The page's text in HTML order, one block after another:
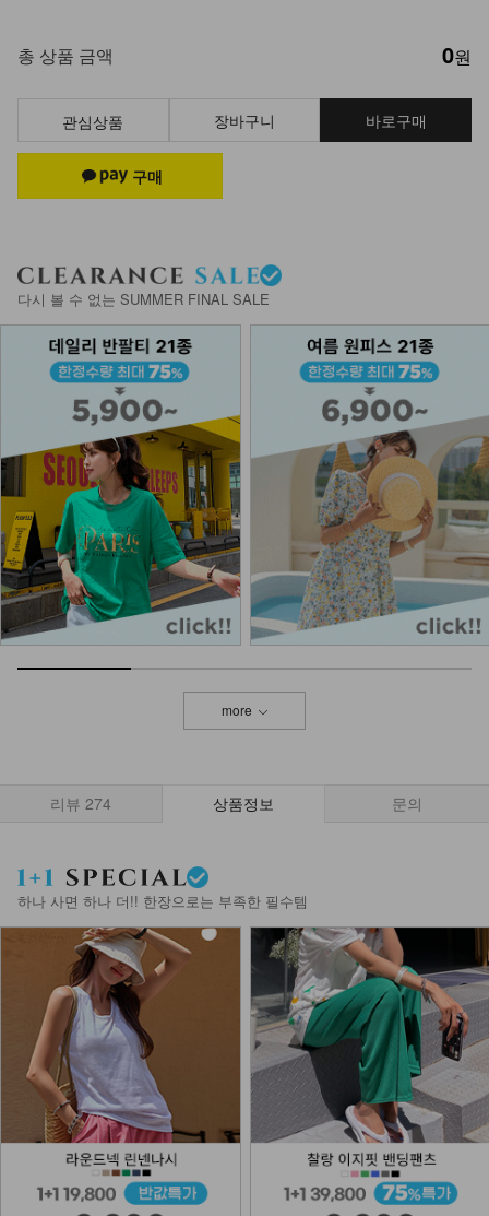
총 상품 금액 0원
관심상품 장바구니 바로구매
다시 볼 수 없는 SUMMER FINAL SALE
more
리뷰 274 상품정보 문의
하나 사면 하나 더!! 한장으로는 부족한 필수템